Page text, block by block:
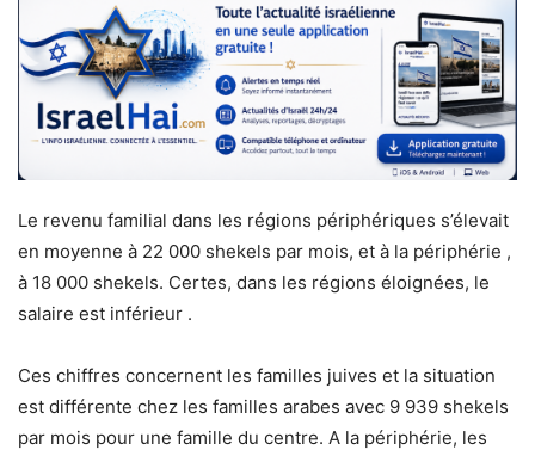
Le revenu familial dans les régions périphériques s’élevait
en moyenne à 22 000 shekels par mois, et à la périphérie ,
à 18 000 shekels. Certes, dans les régions éloignées, le
salaire est inférieur .
Ces chiffres concernent les familles juives et la situation
est différente chez les familles arabes avec 9 939 shekels
par mois pour une famille du centre. A la périphérie, les